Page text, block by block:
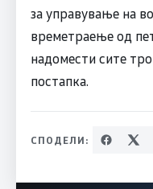
за управување на
времетраење од
надомести сите
постапка.
СПОДЕЛИ: